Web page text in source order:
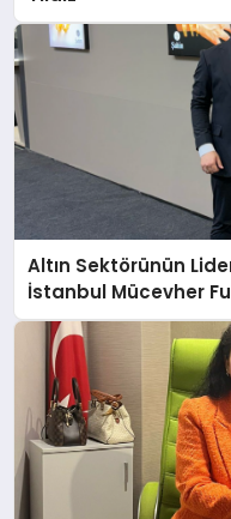
Altın Sektörünün
İstanbul Mücevher